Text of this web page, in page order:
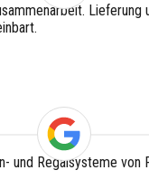
Lieferung
und Regalsysteme von